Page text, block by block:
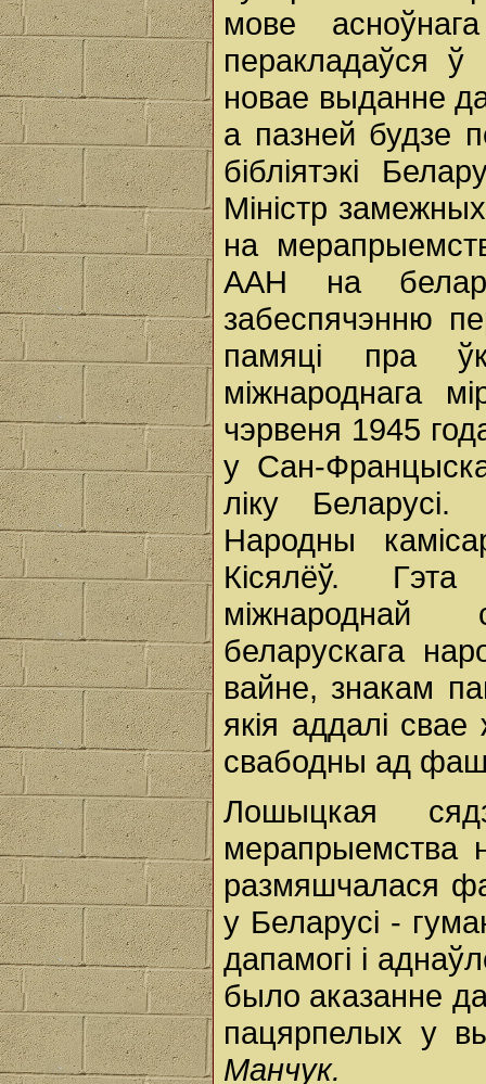
мове
перакладаўся
новае выданне
а пазней будзе
бібліятэкі
Міністр
на
ААН на
забеспячэнню
памяці пра
міжнароднага
чэрвеня 1945
у Сан-
ліку
Народны
Кісялёў.
міжнароднай
беларускага
вайне, знакам
якія аддалі
свабодны ад
Лошыцкая
мерапрыемства
размяшчалася
у Беларусі -
дапамогі і
было аказанне
пацярпелых у
Манчук.